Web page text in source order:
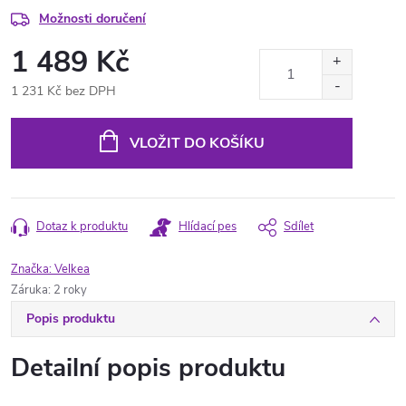
Možnosti doručení
1 489 Kč
1 231 Kč bez DPH
VLOŽIT DO KOŠÍKU
Dotaz k produktu Hlídací pes Sdílet
Značka:Velkea
Záruka: 2 roky
Popis produktu
Detailní popis produktu